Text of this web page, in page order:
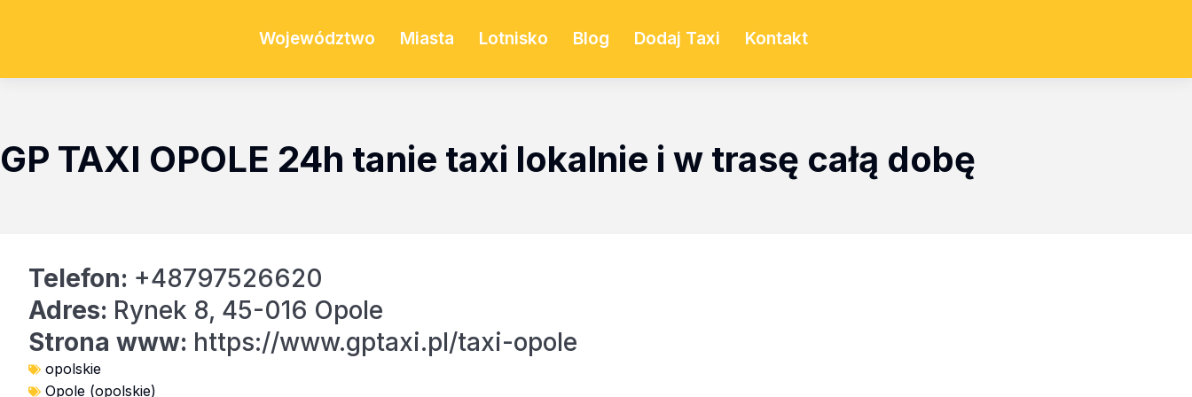
Województwo Miasta Lotnisko Blog Dodaj Taxi Kontakt
GP TAXI OPOLE 24h tanie taxi lokalnie i w trasę całą dobę
Telefon: +48797526620
Adres: Rynek 8, 45-016 Opole
Strona www: https://www.gptaxi.pl/taxi-opole
opolskie
Opole (opolskie)